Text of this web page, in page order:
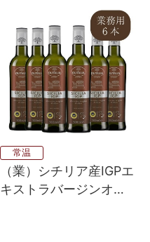
常温
（業）シチリア産IGPエ
キストラバージンオリ